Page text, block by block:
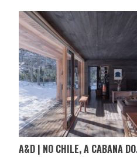
A&D